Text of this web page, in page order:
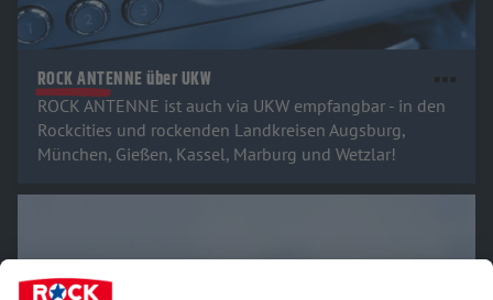
ROCK ANTENNE über UKW
ROCK ANTENNE ist auch via UKW empfangbar - in den
Rockcities und rockenden Landkreisen Augsburg,
München, Gießen, Kassel, Marburg und Wetzlar!